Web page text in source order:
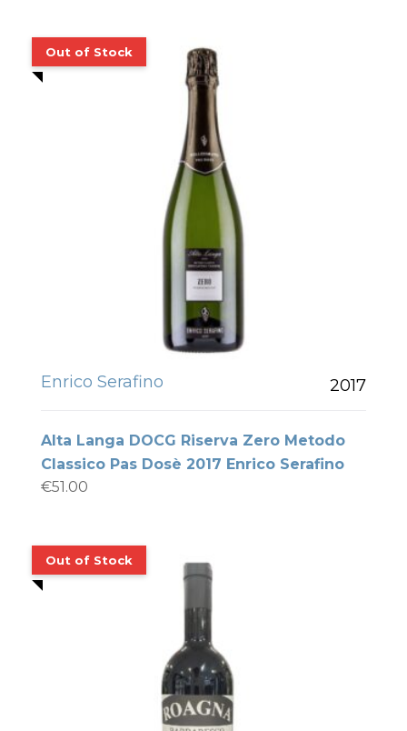
Enrico Serafino 2017
Alta Langa DOCG Riserva Zero Metodo
Classico Pas Dosè 2017 Enrico Serafino
€51.00